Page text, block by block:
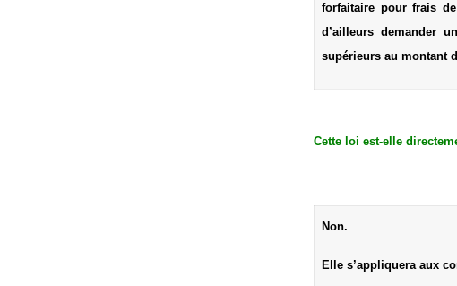
forfaitaire pour frais
d’ailleurs demander
supérieurs au montant
Cette loi est-elle
Elle s’appliquera aux